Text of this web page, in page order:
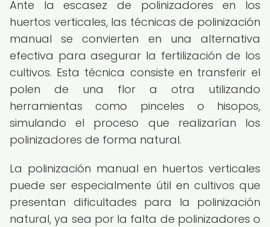
Ante la escasez de polinizadores en los
huertos verticales, las técnicas de polinización
manual se convierten en una alternativa
efectiva para asegurar la fertilización de los
cultivos. Esta técnica consiste en transferir el
polen de una flor a otra utilizando
herramientas como pinceles o hisopos,
simulando el proceso que realizarían los
polinizadores de forma natural.
La polinización manual en huertos verticales
puede ser especialmente útil en cultivos que
presentan dificultades para la polinización
natural, ya sea por la falta de polinizadores o